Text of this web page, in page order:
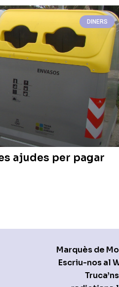
DINERS
ajudes per pagar
Marquès de
Escriu-nos al